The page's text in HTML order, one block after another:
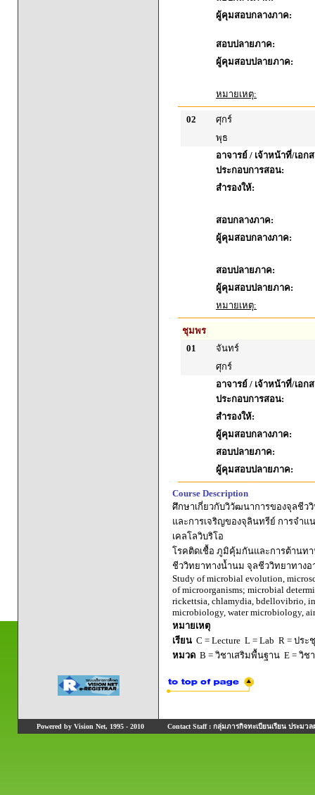
ผู้คุมสอบกลางภาค:
สอบปลายภาค:
ผู้คุมสอบปลายภาค:
หมายเหตุ:
02
ศุกร์
พุธ
อาจารย์ / เจ้าหน้าที่/เอก
ประกอบการสอน:
สำรองให้:
สอบกลางภาค:
ผู้คุมสอบกลางภาค:
สอบปลายภาค:
ผู้คุมสอบปลายภาค:
หมายเหตุ:
ชุมพร
01
จันทร์
ศุกร์
อาจารย์ / เจ้าหน้าที่/เอก
ประกอบการสอน:
สำรองให้:
ผู้คุมสอบกลางภาค:
สอบปลายภาค:
ผู้คุมสอบปลายภาค:
Course Description
ศึกษาเกี่ยวกับวิวัฒนาการของจุลชีว
และการเจริญของจุลินทรีย์ การจำแ
เคลโลวิบริโอ
โรคติดเชื้อ ภูมิคุ้มกันและการต้านท
ชีววิทยาทางน้ำนม จุลชีววิทยาทาง
Study of microbial evolution,
of microorganisms; microbial
rickettsia, chlamydia, bdellovibrio,
microbiology, water microbiology,
หมายเหตุ
เรียน C = Lecture L = Lab R = ประ
หมวด B = วิชาเสริมพื้นฐาน E = วิช
Powered by Vision Net, 1995 - 2010 Contact Staff : กลุ่มภารกิจทะเบียนเรียน ประมวล